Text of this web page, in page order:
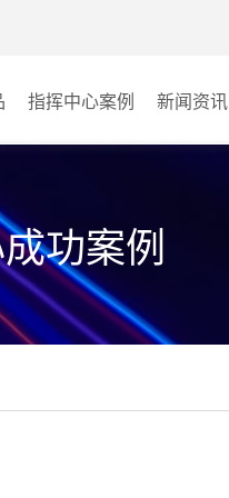
统
系统
统
统
指挥中心案例
政府指挥中心
大数据指挥中心
监控指挥中心
新闻资讯
功案例